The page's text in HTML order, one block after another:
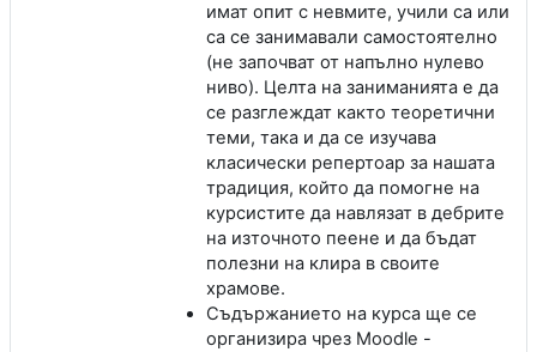
имат опит с невмите, учили са или
са се занимавали самостоятелно
(не започват от напълно нулево
ниво). Целта на заниманията е да
се разглеждат както теоретични
теми, така и да се изучава
класически репертоар за нашата
традиция, който да помогне на
курсистите да навлязат в дебрите
на източното пеене и да бъдат
полезни на клира в своите
храмове.
Съдържанието на курса ще се
организира чрез Moodle -